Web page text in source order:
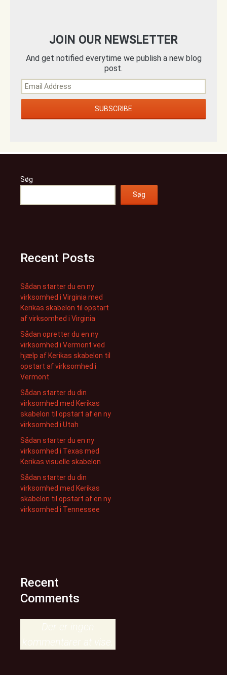
JOIN OUR NEWSLETTER
And get notified everytime we publish a new blog
post.
Søg
Søg
Recent Posts
Sådan starter du en ny
virksomhed i Virginia med
Kerikas skabelon til opstart
af virksomhed i Virginia
Sådan opretter du en ny
virksomhed i Vermont ved
hjælp af Kerikas skabelon til
opstart af virksomhed i
Vermont
Sådan starter du din
virksomhed med Kerikas
skabelon til opstart af en ny
virksomhed i Utah
Sådan starter du en ny
virksomhed i Texas med
Kerikas visuelle skabelon
Sådan starter du din
virksomhed med Kerikas
skabelon til opstart af en ny
virksomhed i Tennessee
Recent
Comments
Der er ingen
kommentarer at vise.